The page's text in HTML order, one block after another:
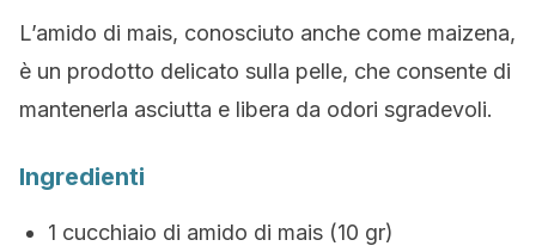
L’amido di mais, conosciuto anche come maizena,
è un prodotto delicato sulla pelle, che consente di
mantenerla asciutta e libera da odori sgradevoli.
Ingredienti
1 cucchiaio di amido di mais (10 gr)